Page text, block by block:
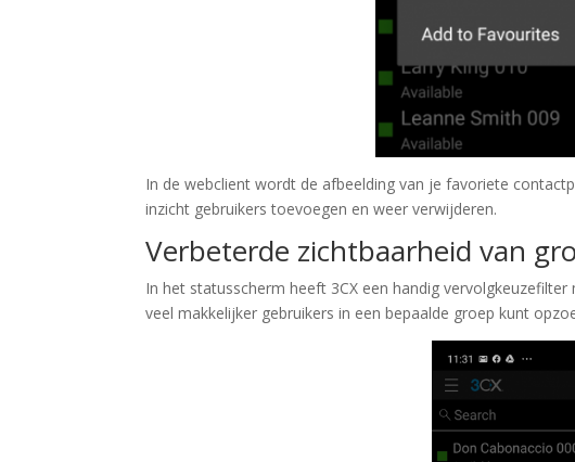
In de webclient wordt de afbeelding van je favoriete
inzicht gebruikers toevoegen en weer verwijderen.
Verbeterde zichtbaarheid van
In het statusscherm heeft 3CX een handig
veel makkelijker gebruikers in een bepaalde groep kunt